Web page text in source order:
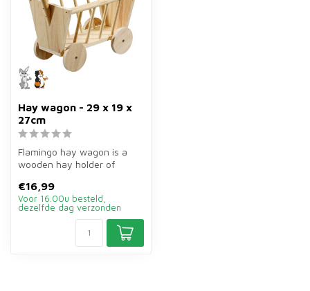
Hay wagon - 29 x 19 x
27cm
Flamingo hay wagon is a
wooden hay holder of
pigs and rab...
€16,99
Voor 16.00u besteld,
dezelfde dag verzonden